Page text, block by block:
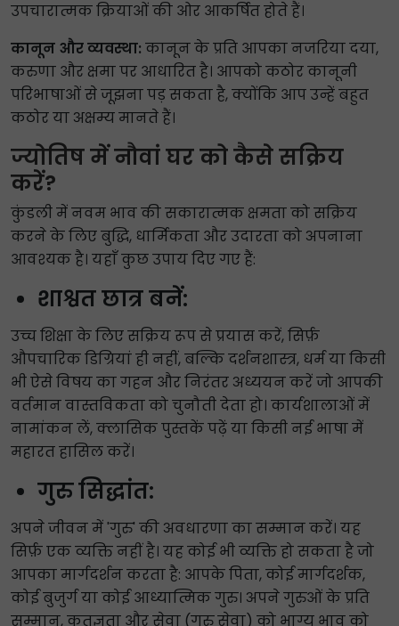
उपचारात्मक क्रियाओं की ओर आकर्षित होते हैं।
कानून और व्यवस्था: कानून के प्रति आपका नजरिया दया,
करुणा और क्षमा पर आधारित है। आपको कठोर कानूनी
परिभाषाओं से जूझना पड़ सकता है, क्योंकि आप उन्हें बहुत
कठोर या अक्षम्य मानते हैं।
ज्योतिष में नौवां घर को कैसे सक्रिय
करें?
कुंडली में नवम भाव की सकारात्मक क्षमता को सक्रिय
करने के लिए बुद्धि, धार्मिकता और उदारता को अपनाना
आवश्यक है। यहाँ कुछ उपाय दिए गए हैं:
शाश्वत छात्र बनें:
उच्च शिक्षा के लिए सक्रिय रूप से प्रयास करें, सिर्फ़
औपचारिक डिग्रियां ही नहीं, बल्कि दर्शनशास्त्र, धर्म या किसी
भी ऐसे विषय का गहन और निरंतर अध्ययन करें जो आपकी
वर्तमान वास्तविकता को चुनौती देता हो। कार्यशालाओं में
नामांकन लें, क्लासिक पुस्तकें पढ़ें या किसी नई भाषा में
महारत हासिल करें।
गुरु सिद्धांत:
अपने जीवन में 'गुरु' की अवधारणा का सम्मान करें। यह
सिर्फ़ एक व्यक्ति नहीं है। यह कोई भी व्यक्ति हो सकता है जो
आपका मार्गदर्शन करता है: आपके पिता, कोई मार्गदर्शक,
कोई बुजुर्ग या कोई आध्यात्मिक गुरु। अपने गुरुओं के प्रति
सम्मान, कृतज्ञता और सेवा (गुरु सेवा) को भाग्य भाव को